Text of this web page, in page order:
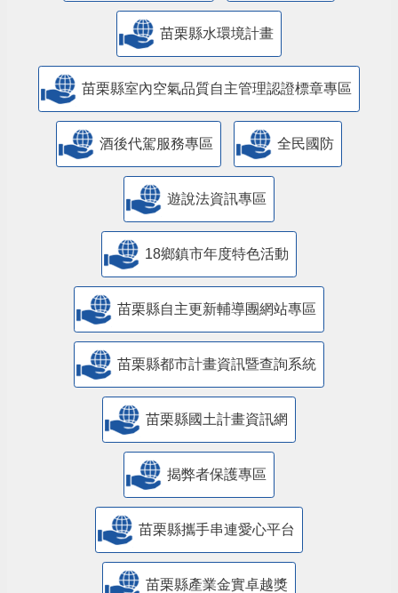
苗栗縣水環境計畫
苗栗縣室內空氣品質自主管理認證標章專區
酒後代駕服務專區 全民國防
遊說法資訊專區
18鄉鎮市年度特色活動
苗栗縣自主更新輔導團網站專區
苗栗縣都市計畫資訊暨查詢系統
苗栗縣國土計畫資訊網
揭弊者保護專區
苗栗縣攜手串連愛心平台
苗栗縣產業金實卓越獎